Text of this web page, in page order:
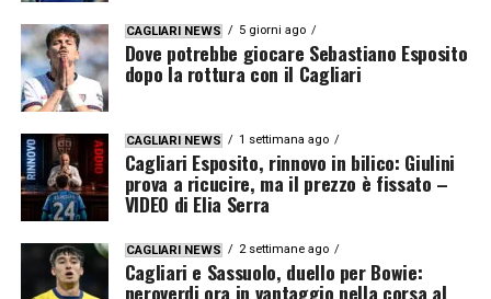
CAGLIARI NEWS 5 giorni ago
Dove potrebbe giocare Sebastiano Esposito
dopo la rottura con il Cagliari
CAGLIARI NEWS 1 settimana ago
Cagliari Esposito, rinnovo in bilico: Giulini
prova a ricucire, ma il prezzo è fissato –
VIDEO di Elia Serra
CAGLIARI NEWS 2 settimane ago
Cagliari e Sassuolo, duello per Bowie:
neroverdi ora in vantaggio nella corsa al